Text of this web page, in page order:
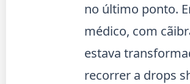
no último ponto.
médico, com
estava
recorrer a drops